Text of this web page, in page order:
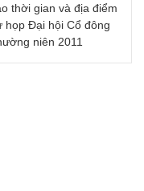
thời gian và địa điểm
họp Đại hội Cổ đông
niên 2011